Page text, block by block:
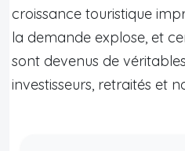
croissance touristique
la demande explose, et
sont devenus de
investisseurs, retraités et